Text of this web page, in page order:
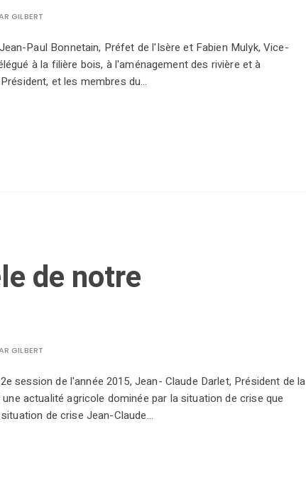
GILBERT
Paul Bonnetain, Préfet de l'Isère et Fabien Mulyk, Vice-
à la filière bois, à l'aménagement des rivière et à
et les membres du…
de notre
GILBERT
session de l'année 2015, Jean- Claude Darlet, Président de la
actualité agricole dominée par la situation de crise que
de crise Jean-Claude…